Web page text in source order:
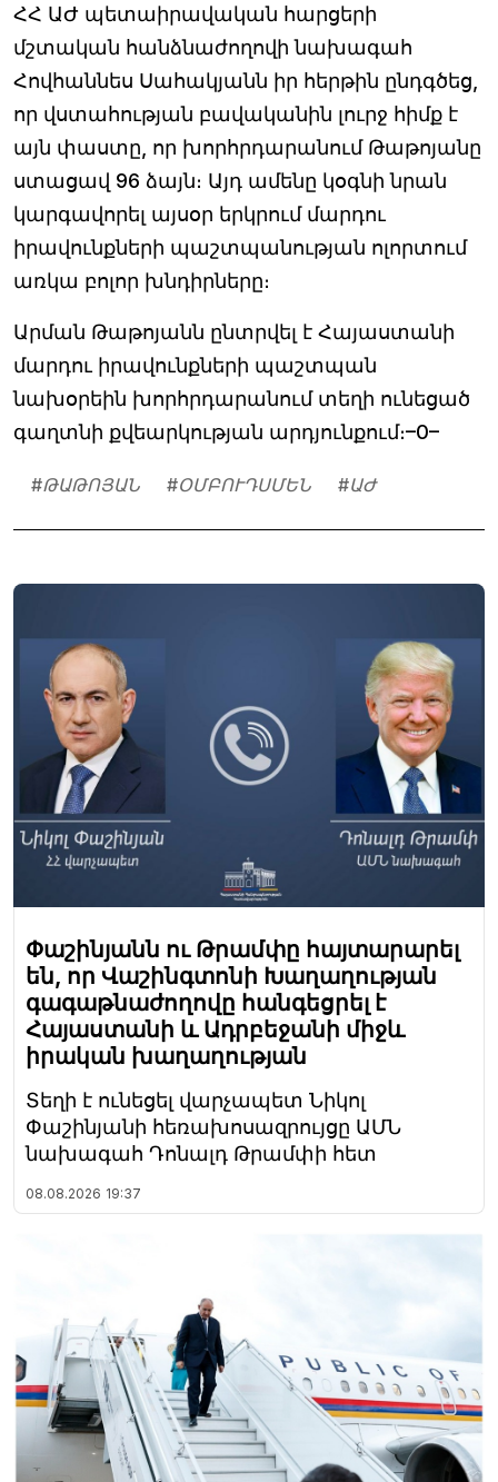
ՀՀ ԱԺ պետաիրավական հարցերի
մշտական հանձնաժողովի նախագահ
Հովհաննես Սահակյանն իր հերթին ընդգծեց,
որ վստահության բավականին լուրջ հիմք է
այն փաստը, որ խորհրդարանում Թաթոյանը
ստացավ 96 ձայն։ Այդ ամենը կօգնի նրան
կարգավորել այսօր երկրում մարդու
իրավունքների պաշտպանության ոլորտում
առկա բոլոր խնդիրները։
Արման Թաթոյանն ընտրվել է Հայաստանի
մարդու իրավունքների պաշտպան
նախօրեին խորհրդարանում տեղի ունեցած
գաղտնի քվեարկության արդյունքում։–0–
#ԹԱԹՈՅԱՆ #ՕՄԲՈՒԴՍՄԵՆ #ԱԺ
Փաշինյանն ու Թրամփը հայտարարել
են, որ Վաշինգտոնի Խաղաղության
գագաթնաժողովը հանգեցրել է
Հայաստանի և Ադրբեջանի միջև
իրական խաղաղության
Տեղի է ունեցել վարչապետ Նիկոլ
Փաշինյանի հեռախոսազրույցը ԱՄՆ
նախագահ Դոնալդ Թրամփի հետ
08.08.2026 19:37